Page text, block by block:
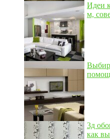
Идеи
м,
3д
как